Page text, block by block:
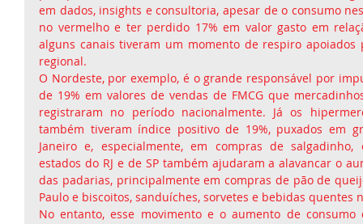
em dados, insights e consultoria, apesar de o consumo
no vermelho e ter perdido 17% em valor gasto em
alguns canais tiveram um momento de respiro apoiados
regional.
O Nordeste, por exemplo, é o grande responsável por
de 19% em valores de vendas de FMCG que
registraram no período nacionalmente. Já os
também tiveram índice positivo de 19%, puxados em
Janeiro e, especialmente, em compras de salgadinho,
estados do RJ e de SP também ajudaram a alavancar o
das padarias, principalmente em compras de pão de
Paulo e biscoitos, sanduíches, sorvetes e bebidas quentes
No entanto, esse movimento e o aumento de